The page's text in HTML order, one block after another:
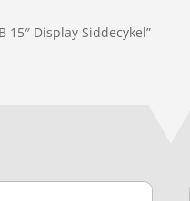
Display Siddecykel”